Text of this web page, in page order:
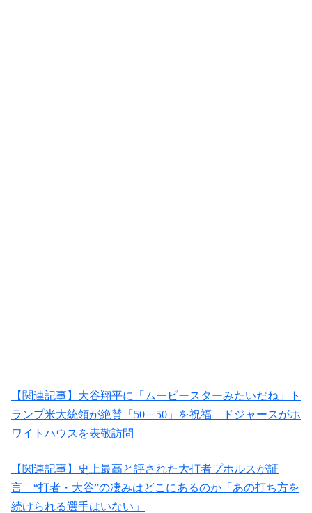
【関連記事】大谷翔平に「ムービースターみたいだね」ト
ランプ米大統領が絶賛「50－50」を祝福 ドジャースがホ
ワイトハウスを表敬訪問
【関連記事】史上最高と評された大打者プホルスが証
言 “打者・大谷”の凄みはどこにあるのか「あの打ち方を
続けられる選手はいない」